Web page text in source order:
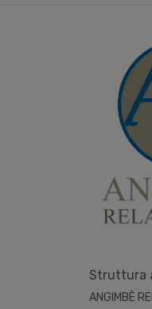
Struttura
ANGIMBÈ